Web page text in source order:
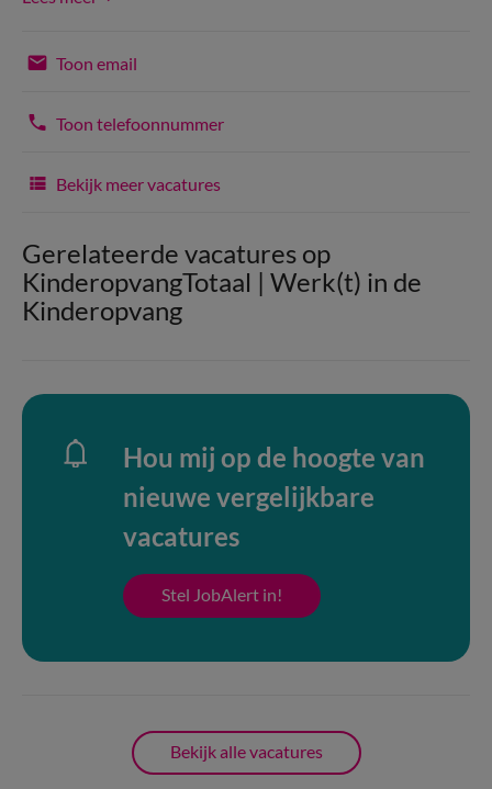
Toon email
Toon telefoonnummer
Bekijk meer vacatures
Gerelateerde vacatures op
KinderopvangTotaal | Werk(t) in de
Kinderopvang
Hou mij op de hoogte van
nieuwe vergelijkbare
vacatures
Stel JobAlert in!
Bekijk alle vacatures